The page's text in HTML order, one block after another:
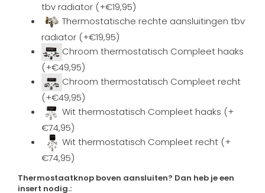
tbv radiator (+€19,95)
Thermostatische rechte aansluitingen tbv
radiator (+€19,95)
Chroom thermostatisch Compleet haaks
(+€49,95)
Chroom thermostatisch Compleet recht
(+€49,95)
Wit thermostatisch Compleet haaks (+
€74,95)
Wit thermostatisch Compleet recht (+
€74,95)
Thermostaatknop boven aansluiten? Dan heb je een
insert nodig.: